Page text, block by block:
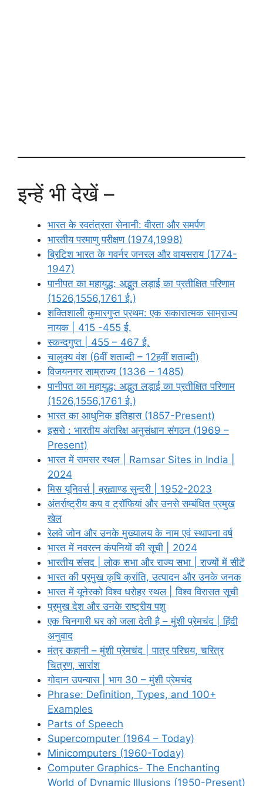
इन्हें भी देखें –
भारत के स्वतंत्रता सेनानी: वीरता और समर्पण
भारतीय परमाणु परीक्षण (1974,1998)
ब्रिटिश भारत के गवर्नर जनरल और वायसराय (1774-
1947)
पानीपत का महायुद्ध: अद्भुत लड़ाई का प्रतीक्षित परिणाम
(1526,1556,1761 ई.)
शक्तिशाली कुमारगुप्त प्रथम: एक सकारात्मक साम्राज्य
नायक | 415 -455 ई.
स्कन्दगुप्त | 455 – 467 ई.
चालुक्य वंश (6वीं शताब्दी – 12हवीं शताब्दी)
विजयनगर साम्राज्य (1336 – 1485)
पानीपत का महायुद्ध: अद्भुत लड़ाई का प्रतीक्षित परिणाम
(1526,1556,1761 ई.)
भारत का आधुनिक इतिहास (1857-Present)
इसरो : भारतीय अंतरिक्ष अनुसंधान संगठन (1969 –
Present)
भारत में रामसर स्थल | Ramsar Sites in India |
2024
मिस यूनिवर्स | ब्रह्माण्ड सुन्दरी | 1952-2023
अंतर्राष्ट्रीय कप व ट्रॉफियां और उनसे सम्बंधित प्रमुख
खेल
रेलवे जोन और उनके मुख्यालय के नाम एवं स्थापना वर्ष
भारत में नवरत्न कंपनियों की सूची | 2024
भारतीय संसद | लोक सभा और राज्य सभा | राज्यों में सीटें
भारत की प्रमुख कृषि क्रांति, उत्पादन और उनके जनक
भारत में यूनेस्को विश्व धरोहर स्थल | विश्व विरासत सूची
प्रमुख देश और उनके राष्ट्रीय पशु
एक चिनगारी घर को जला देती है – मुंशी प्रेमचंद | हिंदी
अनुवाद
मंत्र कहानी – मुंशी प्रेमचंद | पात्र परिचय, चरित्र
चित्रण, सारांश
गोदान उपन्यास | भाग 30 – मुंशी प्रेमचंद
Phrase: Definition, Types, and 100+
Examples
Parts of Speech
Supercomputer (1964 – Today)
Minicomputers (1960-Today)
Computer Graphics- The Enchanting
World of Dynamic Illusions (1950-Present)